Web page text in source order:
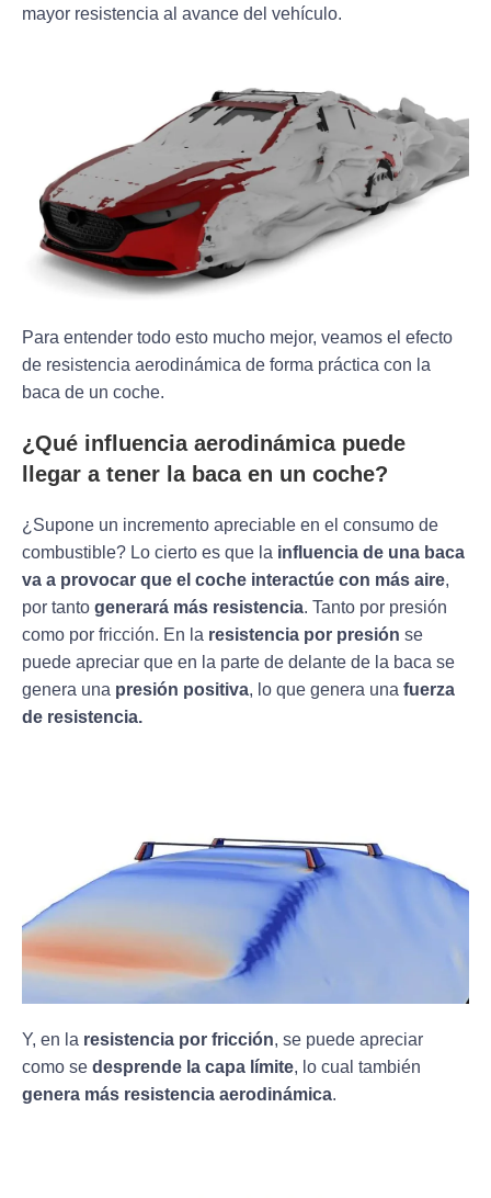
mayor resistencia al avance del vehículo.
Para entender todo esto mucho mejor, veamos el efecto
de resistencia aerodinámica de forma práctica con la
baca de un coche.
¿Qué influencia aerodinámica puede
llegar a tener labaca en un coche?
¿Supone un incremento apreciable en el consumo de
combustible? Lo cierto es que la influencia de una baca
va a provocar que el coche interactúe con más aire,
por tanto generará más resistencia. Tanto por presión
como por fricción. En la resistencia por presión se
puede apreciar que en la parte de delante de la baca se
genera una presión positiva, lo que genera una fuerza
de resistencia.
Y, en la resistencia por fricción, se puede apreciar
como se desprende la capa límite, lo cual también
genera más resistencia aerodinámica.